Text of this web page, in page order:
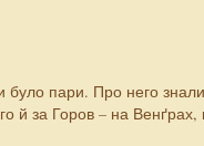
було пари. Про него
й за Горов – на Венґрах,